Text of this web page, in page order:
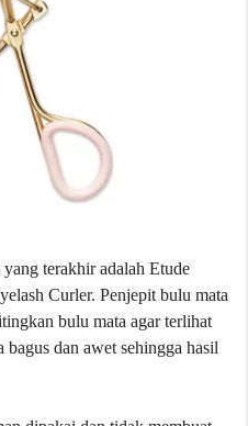
terakhir adalah Etude
Curler. Penjepit bulu mata
bulu mata agar terlihat
dan awet sehingga hasil